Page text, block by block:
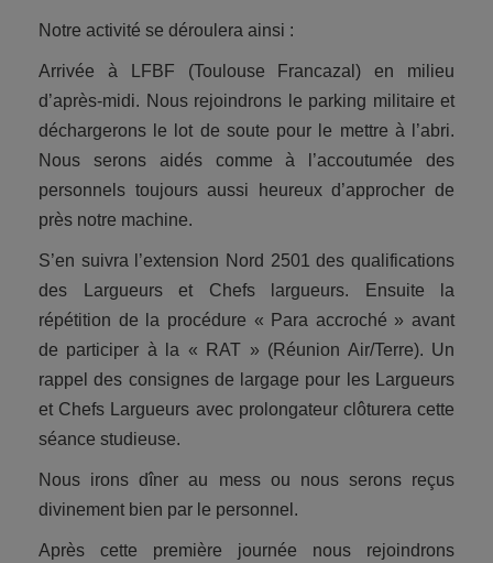
Notre activité se déroulera ainsi :
Arrivée à LFBF (Toulouse Francazal) en milieu
d’après-midi. Nous rejoindrons le parking militaire et
déchargerons le lot de soute pour le mettre à l’abri.
Nous serons aidés comme à l’accoutumée des
personnels toujours aussi heureux d’approcher de
près notre machine.
S’en suivra l’extension Nord 2501 des qualifications
des Largueurs et Chefs largueurs. Ensuite la
répétition de la procédure « Para accroché » avant
de participer à la « RAT » (Réunion Air/Terre). Un
rappel des consignes de largage pour les Largueurs
et Chefs Largueurs avec prolongateur clôturera cette
séance studieuse.
Nous irons dîner au mess ou nous serons reçus
divinement bien par le personnel.
Après cette première journée nous rejoindrons